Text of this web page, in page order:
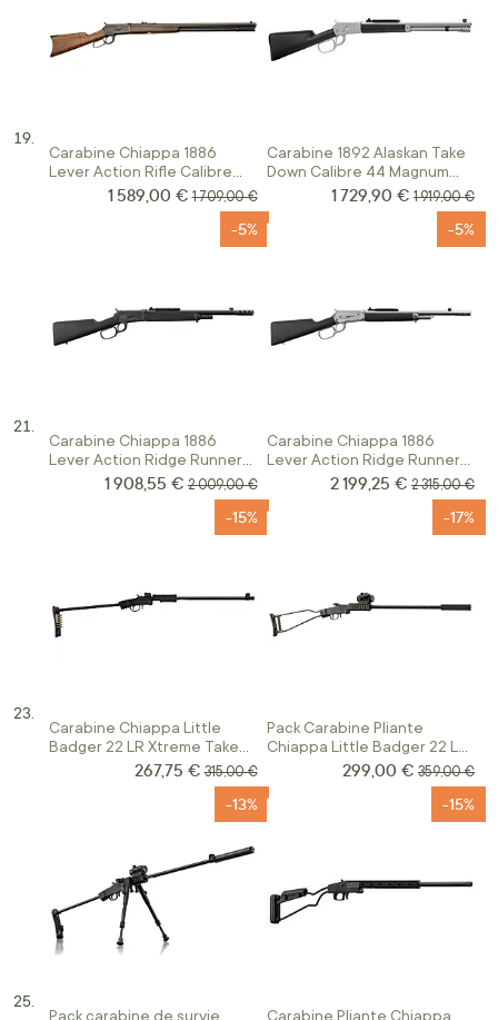
Carabine Chiappa 1886
Lever Action Rifle Calibre
Prix Spécial
1 589,00 € Prix normal
1 709,00 €
Carabine 1892 Alaskan Take
Down Calibre 44 Magnum
Canon octogonal
Prix Spécial
1 729,90 € Prix normal
1 919,00 €
Carabine Chiappa 1886
Lever Action Ridge Runner
Calibre 45.70
-5%
Prix Spécial
1 908,55 € Prix normal
2 009,00 €
Carabine Chiappa 1886
Lever Action Ridge Runner
Hard Chrome Calibre 45.70
-5%
Prix Spécial
2 199,25 € Prix normal
2 315,00 €
Carabine Chiappa Little
Badger 22 LR Xtreme Take
-15%
Prix Spécial
267,75 € Prix normal
315,00 €
Pack Carabine Pliante
Chiappa Little Badger 22 LR
-17%
Prix Spécial
299,00 € Prix normal
359,00 €
Pack carabine de survie
-13%
Carabine Pliante Chiappa
-15%